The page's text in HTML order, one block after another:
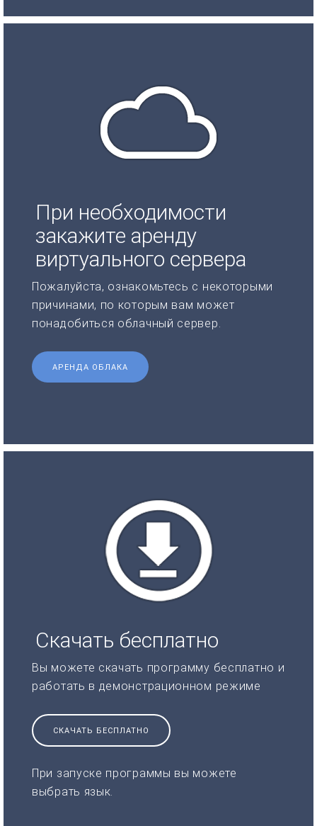
При необходимости
закажите аренду
виртуального сервера
Пожалуйста, ознакомьтесь с некоторыми
причинами, по которым вам может
понадобиться облачный сервер.
АРЕНДА ОБЛАКА
Скачать бесплатно
Вы можете скачать программу бесплатно и
работать в демонстрационном режиме
СКАЧАТЬ БЕСПЛАТНО
При запуске программы вы можете
выбрать язык.